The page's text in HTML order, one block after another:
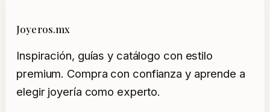
Joyeros.mx
Inspiración, guías y catálogo con estilo
premium. Compra con confianza y aprende a
elegir joyería como experto.